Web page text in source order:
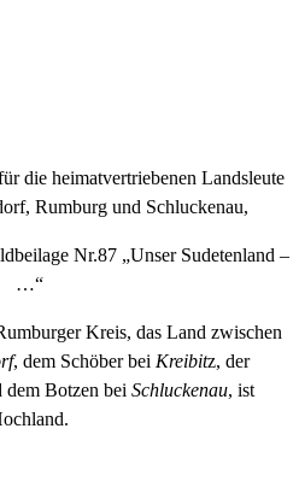
die heimatvertriebenen Landsleute
Rumburg und Schluckenau,
Nr.87 „Unser Sudetenland –
…“
Kreis, das Land zwischen
, dem Schöber bei Kreibitz, der
Botzen bei Schluckenau, ist